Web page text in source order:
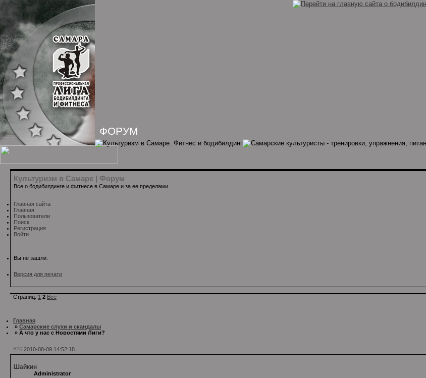
Культуризм в Самаре | Форум
Все о бодибилдинге и фитнесе в Самаре и за ее пределами
Главная сайта
Главная
Пользователи
Поиск
Регистрация
Войти
Вы не зашли.
Версия для печати
Страниц: 1 2 Все
Главная
» Самарские слухи и скандалы
» А что у нас с Новостями Лиги?
#26 2010-08-09 14:52:18
Шайкин
Administrator
ФОРУМ